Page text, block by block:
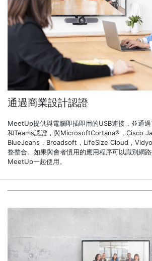
通過商業設計認證
MeetUp提供與電腦即插即用的USB連接，並通
和Teams認證，與MicrosoftCortana®，Cisco
BlueJeans，Broadsoft，LifeSize Cloud，
整整合。如果與會者慣用的應用程序可以識別網
MeetUp一起使用。